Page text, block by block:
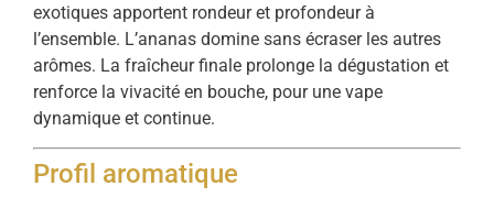
exotiques apportent rondeur et profondeur à
l’ensemble. L’ananas domine sans écraser les autres
arômes. La fraîcheur finale prolonge la dégustation et
renforce la vivacité en bouche, pour une vape
dynamique et continue.
Profil aromatique